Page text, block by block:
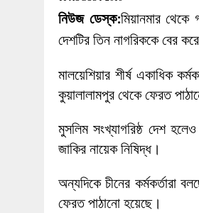
27 MAY 2026 | লোহাগড়ায়
1 AUGUST 2026 |
নিউজ ডেস্ক:মিয়ানমার
দেশটির তিন নাগরিককে বের
মালয়েশিয়ার শীর্ষ একাধিক
কুয়ালালামপুর থেকে ফেরত
মুসলিম সংখ্যাগরিষ্ঠ দেশ
জাকির নায়েক নিষিদ্ধ।
অন্যদিকে চীনের কর্মকর্তারা
ফেরত পাঠানো হয়েছে।